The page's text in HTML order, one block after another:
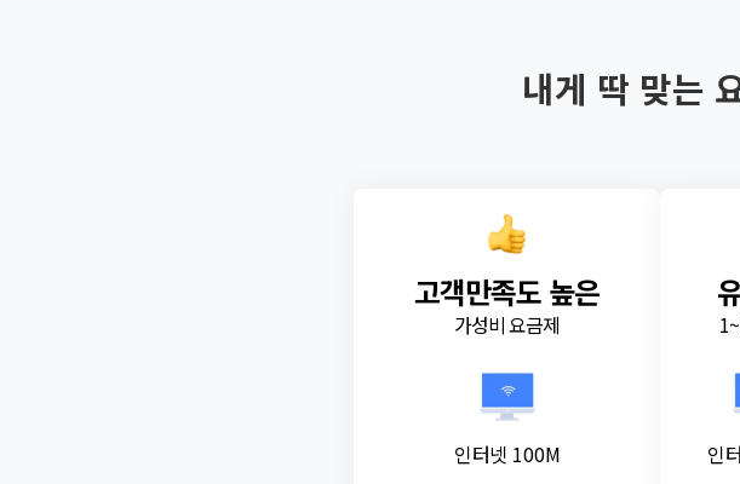
내게 딱 맞는
고객만족도 높은
가성비 요금제
인터넷 100M 인